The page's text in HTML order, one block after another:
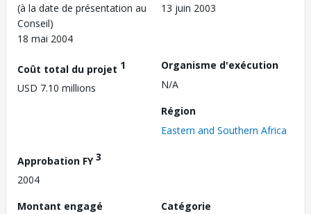
(à la date de présentation au
Conseil)
18 mai 2004
13 juin 2003
Coût total du projet 1
USD 7.10 millions
Organisme d'exécution
N/A
Région
Eastern and Southern Africa
Approbation FY3
2004
Montant engagé
Catégorie